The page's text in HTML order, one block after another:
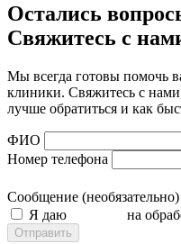
Остались
Свяжитесь с
Мы всегда готовы помочь
клиники. Свяжитесь с
лучше обратиться и как
ФИО
Номер телефона
Сообщение (необязательно)
Я даю
на
Отправить